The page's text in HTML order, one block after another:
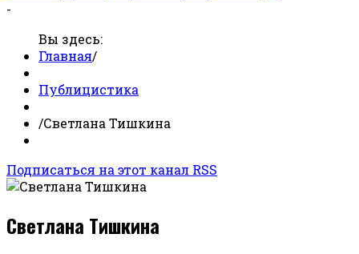
-
Вы здесь:
Главная/
Публицистика
/Светлана Тишкина
Подписаться на этот канал RSS
Светлана Тишкина